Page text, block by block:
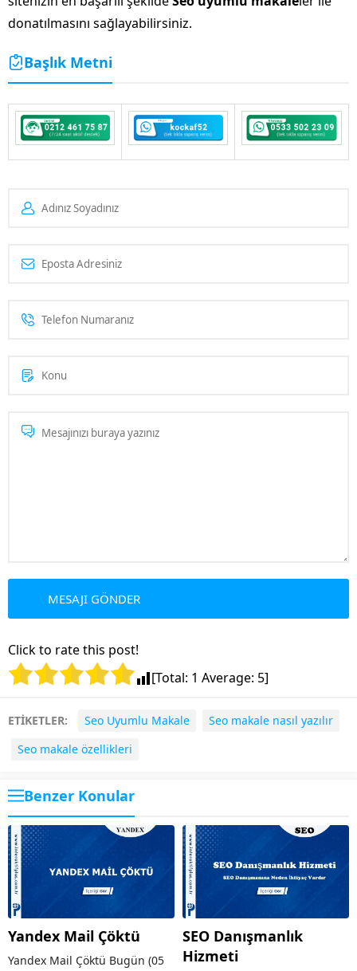
donatılmasını sağlayabilirsiniz.
Başlık Metni
Click to rate this post!
[Total: 1 Average: 5]
ETİKETLER: Seo Uyumlu Makale
Seo makale nasıl yazılır
Seo makale özellikleri
Benzer Konular
Yandex Mail Çöktü
Yandex Mail Çöktü Bugün (05
SEO Danışmanlık
Hizmeti